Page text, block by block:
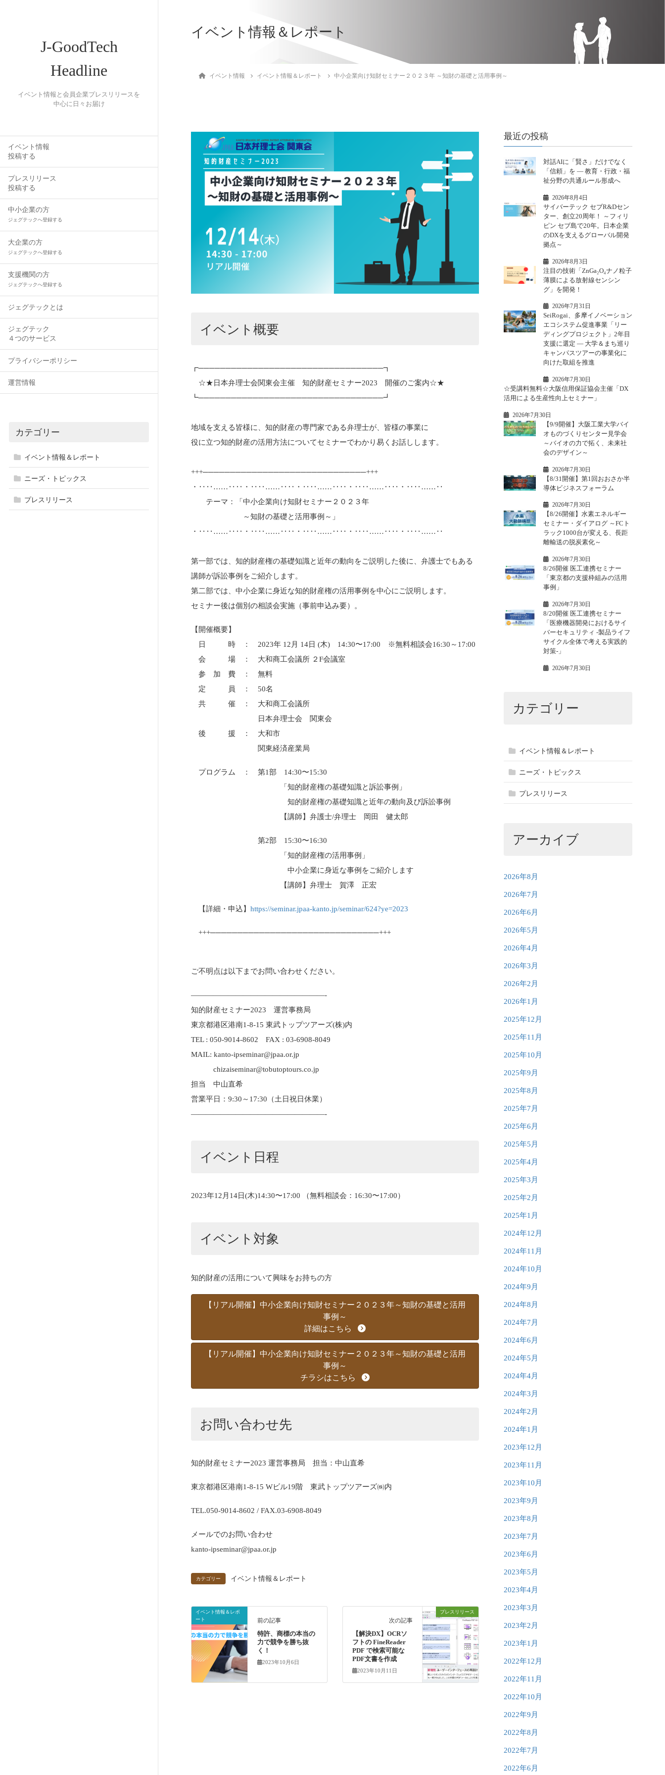
J-GoodTech
Headline
イベント情報と会員企業プレスリリースを
中心に日々お届け
イベント情報
投稿する
プレスリリース
投稿する
中小企業の方
ジェグテックへ登録する
大企業の方
ジェグテックへ登録する
支援機関の方
ジェグテックへ登録する
ジェグテックとは
ジェグテック
４つのサービス
プライバシーポリシー
運営情報
カテゴリー
イベント情報＆レポート
ニーズ・トピックス
プレスリリース
イベント情報＆レポート
イベント情報 イベント情報＆レポート 中小企業向け知財セミナー２０２３年 ～知財の基礎と活用事例～
イベント概要
┏──────────────────────────────────┓
☆★日本弁理士会関東会主催 知的財産セミナー2023 開催のご案内☆★
┗──────────────────────────────────┛
地域を支える皆様に、知的財産の専門家である弁理士が、皆様の事業に
役に立つ知的財産の活用方法についてセミナーでわかり易くお話しします。
+++──────────────────────────────+++
・‥‥……‥‥・‥‥……‥‥・‥‥……‥‥・‥‥……‥‥・‥‥……‥
テーマ：「中小企業向け知財セミナー２０２３年
～知財の基礎と活用事例～」
・‥‥……‥‥・‥‥……‥‥・‥‥……‥‥・‥‥……‥‥・‥‥……‥
第一部では、知的財産権の基礎知識と近年の動向をご説明した後に、弁護士でもある
講師が訴訟事例をご紹介します。
第二部では、中小企業に身近な知的財産権の活用事例を中心にご説明します。
セミナー後は個別の相談会実施（事前申込み要）。
【開催概要】
日 時 ： 2023年 12月 14日 (木) 14:30〜17:00 ※無料相談会16:30～17:00
会 場 ： 大和商工会議所 ２F会議室
参 加 費 ： 無料
定 員 ： 50名
共 催 ： 大和商工会議所
日本弁理士会 関東会
後 援 ： 大和市
関東経済産業局
プログラム ： 第1部 14:30〜15:30
「知的財産権の基礎知識と訴訟事例」
知的財産権の基礎知識と近年の動向及び訴訟事例
【講師】弁護士/弁理士 岡田 健太郎
第2部 15:30〜16:30
「知的財産権の活用事例」
中小企業に身近な事例をご紹介します
【講師】弁理士 賀澤 正宏
【詳細・申込】https://seminar.jpaa-kanto.jp/seminar/624?ye=2023
+++───────────────────────────────+++
ご不明点は以下までお問い合わせください。
——————————————————-
知的財産セミナー2023 運営事務局
東京都港区港南1‐8‐15 東武トップツアーズ(株)内
TEL : 050-9014-8602 FAX : 03-6908-8049
MAIL: kanto-ipseminar@jpaa.or.jp
chizaiseminar@tobutoptours.co.jp
担当 中山直希
営業平日：9:30～17:30（土日祝日休業）
——————————————————-
イベント日程
2023年12月14日(木)14:30〜17:00 （無料相談会：16:30〜17:00）
イベント対象
知的財産の活用について興味をお持ちの方
【リアル開催】中小企業向け知財セミナー２０２３年～知財の基礎と活用
事例～
詳細はこちら
【リアル開催】中小企業向け知財セミナー２０２３年～知財の基礎と活用
事例～
チラシはこちら
お問い合わせ先
知的財産セミナー2023 運営事務局 担当：中山直希
東京都港区港南1-8-15 Wビル19階 東武トップツアーズ㈱内
TEL.050-9014-8602 / FAX.03-6908-8049
メールでのお問い合わせ
kanto-ipseminar@jpaa.or.jp
カテゴリー イベント情報＆レポート
イベント情報＆レポ
ート
前の記事
特許、商標の本当の
力で競争を勝ち抜
く！
2023年10月6日
プレスリリース
次の記事
【解決DX】OCRソ
フトの FineReader
PDF で検索可能な
PDF文書を作成
2023年10月11日
最近の投稿
対話AIに「賢さ」だけでなく
「信頼」を ― 教育・行政・福
祉分野の共通ルール形成へ
2026年8月4日
サイバーテック セブR&Dセン
ター、創立20周年！ ～フィリ
ピン セブ島で20年。日本企業
のDXを支えるグローバル開発
拠点～
2026年8月3日
注目の技術「ZnGa₂O₄ナノ粒子
薄膜による放射線センシン
グ」を開発！
2026年7月31日
SeiRogai、多摩イノベーション
エコシステム促進事業「リー
ディングプロジェクト」2年目
支援に選定 ― 大学＆まち巡り
キャンパスツアーの事業化に
向けた取組を推進
2026年7月30日
☆受講料無料☆大阪信用保証協会主催「DX
活用による生産性向上セミナー」
2026年7月30日
【9/9開催】大阪工業大学バイ
オものづくりセンター見学会
～バイオの力で拓く、未来社
会のデザイン～
2026年7月30日
【8/31開催】第1回おおさか半
導体ビジネスフォーラム
2026年7月30日
【8/26開催】水素エネルギー
セミナー・ダイアログ ～FCト
ラック1000台が変える、長距
離輸送の脱炭素化～
2026年7月30日
8/26開催 医工連携セミナー
「東京都の支援枠組みの活用
事例」
2026年7月30日
8/20開催 医工連携セミナー
「医療機器開発におけるサイ
バーセキュリティ -製品ライフ
サイクル全体で考える実践的
対策-」
2026年7月30日
カテゴリー
イベント情報＆レポート
ニーズ・トピックス
プレスリリース
アーカイブ
2026年8月
2026年7月
2026年6月
2026年5月
2026年4月
2026年3月
2026年2月
2026年1月
2025年12月
2025年11月
2025年10月
2025年9月
2025年8月
2025年7月
2025年6月
2025年5月
2025年4月
2025年3月
2025年2月
2025年1月
2024年12月
2024年11月
2024年10月
2024年9月
2024年8月
2024年7月
2024年6月
2024年5月
2024年4月
2024年3月
2024年2月
2024年1月
2023年12月
2023年11月
2023年10月
2023年9月
2023年8月
2023年7月
2023年6月
2023年5月
2023年4月
2023年3月
2023年2月
2023年1月
2022年12月
2022年11月
2022年10月
2022年9月
2022年8月
2022年7月
2022年6月